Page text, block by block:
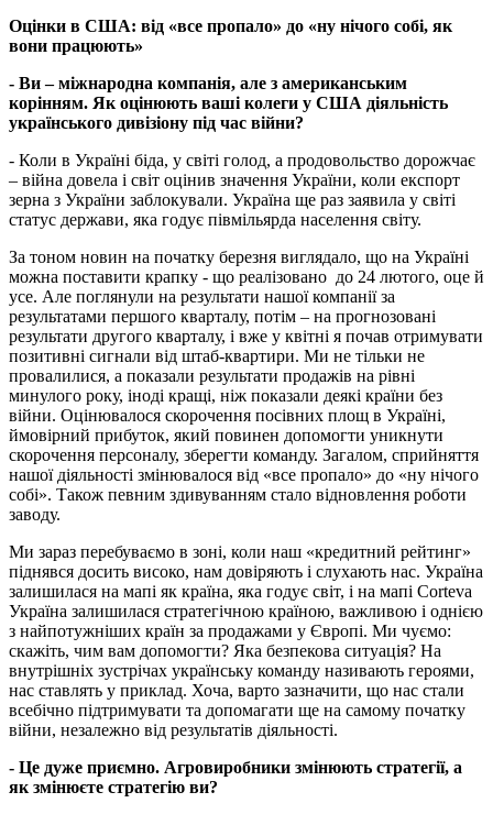
Оцінки в США: від «все пропало» до «ну нічого собі, як
вони працюють»
- Ви – міжнародна компанія, але з американським
корінням. Як оцінюють ваші колеги у США діяльність
українського дивізіону під час війни?
- Коли в Україні біда, у світі голод, а продовольство дорожчає
– війна довела і світ оцінив значення України, коли експорт
зерна з України заблокували. Україна ще раз заявила у світі
статус держави, яка годує півмільярда населення світу.
За тоном новин на початку березня виглядало, що на Україні
можна поставити крапку - що реалізовано до 24 лютого, оце й
усе. Але поглянули на результати нашої компанії за
результатами першого кварталу, потім – на прогнозовані
результати другого кварталу, і вже у квітні я почав отримувати
позитивні сигнали від штаб-квартири. Ми не тільки не
провалилися, а показали результати продажів на рівні
минулого року, іноді кращі, ніж показали деякі країни без
війни. Оцінювалося скорочення посівних площ в Україні,
ймовірний прибуток, який повинен допомогти уникнути
скорочення персоналу, зберегти команду. Загалом, сприйняття
нашої діяльності змінювалося від «все пропало» до «ну нічого
собі». Також певним здивуванням стало відновлення роботи
заводу.
Ми зараз перебуваємо в зоні, коли наш «кредитний рейтинг»
піднявся досить високо, нам довіряють і слухають нас. Україна
залишилася на мапі як країна, яка годує світ, і на мапі Corteva
Україна залишилася стратегічною країною, важливою і однією
з найпотужніших країн за продажами у Європі. Ми чуємо:
скажіть, чим вам допомогти? Яка безпекова ситуація? На
внутрішніх зустрічах українську команду називають героями,
нас ставлять у приклад. Хоча, варто зазначити, що нас стали
всебічно підтримувати та допомагати ще на самому початку
війни, незалежно від результатів діяльності.
- Це дуже приємно. Агровиробники змінюють стратегії, а
як змінюєте стратегію ви?